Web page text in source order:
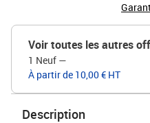
Voir toutes les autres
1 Neuf —
À partir de 10,00 € HT
Description